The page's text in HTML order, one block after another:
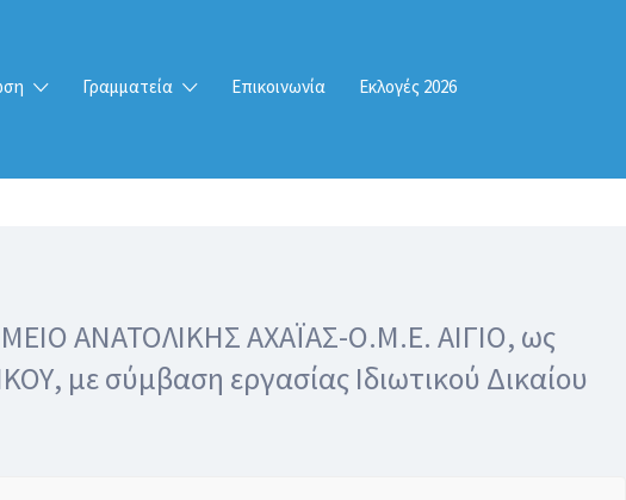
Γραμματεία Επικοινωνία Εκλογές 2026
ΑΝΑΤΟΛΙΚΗΣ ΑΧΑΪΑΣ-Ο.Μ.Ε. ΑΙΓΙΟ, ως
με σύμβαση εργασίας Ιδιωτικού Δικαίου